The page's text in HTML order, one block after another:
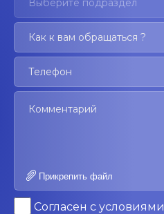
Выберите подраздел
Прикрепить файл
Согласен с условиями